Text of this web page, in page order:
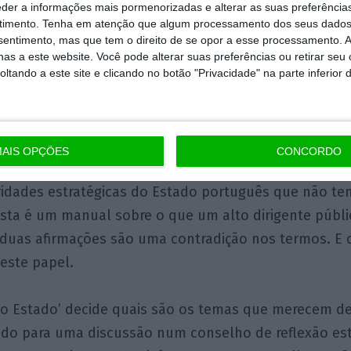
a informações mais pormenorizadas e alterar as suas
Tenha em atenção que algum processamento dos seus
mas que tem o direito de se opor a esse processamento.
a este website. Você pode alterar suas preferências ou retirar seu
a este site e clicando no botão "Privacidade" na parte inferior
OPÇÕES CONCORDO
cargo sejam utilizados como tal. Por bondade
no mercado, a jogar a favor de uns contra outros,
cargo que é do Estado e não seu.
da ARTE”, mas a emenda (falhada) é pior do
“à elaboração de propostas quanto a temas de
como à sugestão de participantes e experts”. E
estratégicas do Estado português que não
é um manual sobre o que um alto dirigente
afirmações são uma contradição nos termos. E
papel.
Estado’ decide quais são os temas que merecem
para uma discussão num conselho de reflexão